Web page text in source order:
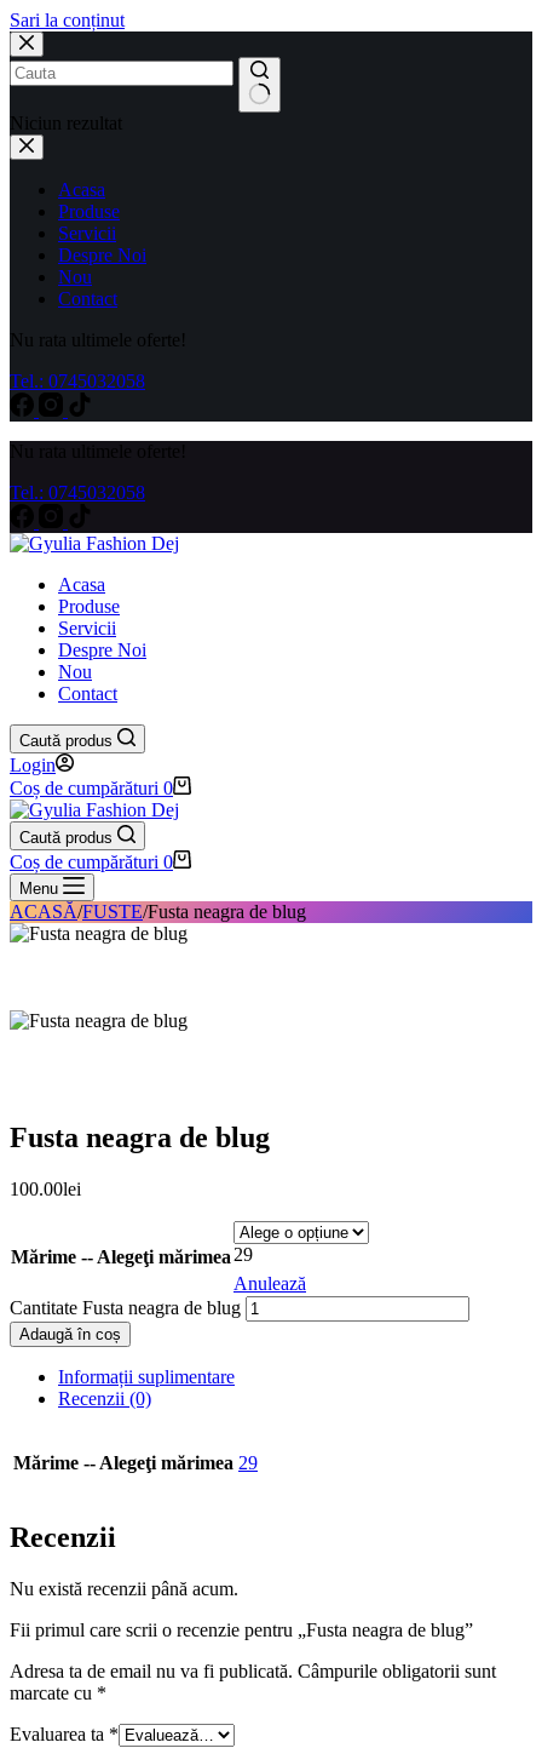
Sari la conținut
Niciun rezultat
Acasa
Produse
Servicii
Despre Noi
Nou
Contact
Nu rata ultimele oferte!
Tel.: 0745032058
Tel.: 0745032058
Acasa
Produse
Servicii
Despre Noi
Nou
Contact
Caută produs
Login
Coș de cumpărături 0
Caută produs
Coș de cumpărături 0
Menu
ACASĂ/FUSTE/Fusta neagra de blug
Fusta neagra de blug
100.00lei
Mărime -- Alegeţi mărimea 29
Anulează
Cantitate Fusta neagra de blug
Adaugă în coș
Informații suplimentare
Recenzii (0)
Mărime -- Alegeţi mărimea 29
Recenzii
Nu există recenzii până acum.
Fii primul care scrii o recenzie pentru „Fusta neagra de blug”
Adresa ta de email nu va fi publicată. Câmpurile obligatorii sunt
marcate cu *
Evaluarea ta *